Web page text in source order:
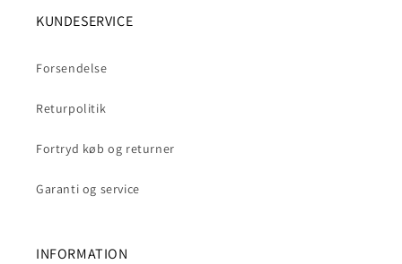
KUNDESERVICE
Forsendelse
Returpolitik
Fortryd køb og returner
Garanti og service
INFORMATION